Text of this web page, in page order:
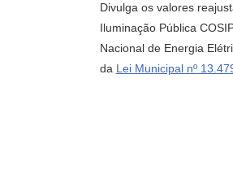
Divulga os valores
Iluminação Pública
Nacional de Energia
da Lei Municipal nº